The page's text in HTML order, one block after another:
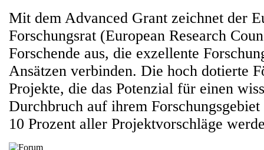
Mit dem Advanced Grant zeichnet der
Forschungsrat (European Research
Forschende aus, die exzellente
Ansätzen verbinden. Die hoch dotierte
Projekte, die das Potenzial für einen
Durchbruch auf ihrem
10 Prozent aller Projektvorschläge